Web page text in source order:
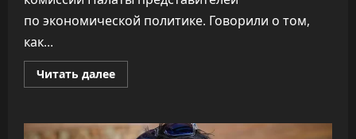
по экономической политике. Говорили о том,
как...
Читать далееПрочитать
больше
что